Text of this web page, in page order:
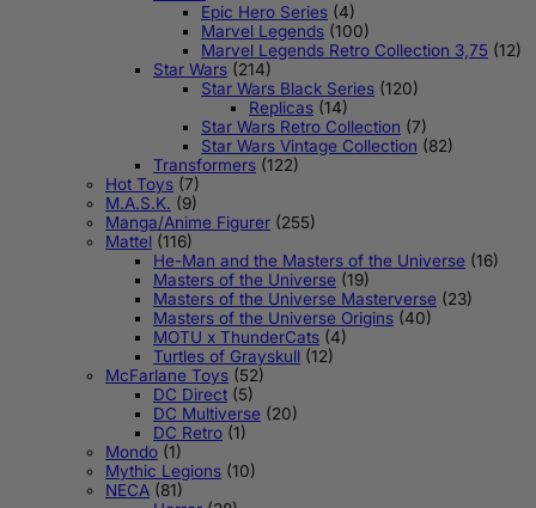
Epic Hero Series (4)
Marvel Legends (100)
Marvel Legends Retro Collection 3,75 (12)
Star Wars (214)
Star Wars Black Series (120)
Replicas (14)
Star Wars Retro Collection (7)
Star Wars Vintage Collection (82)
Transformers (122)
Hot Toys (7)
M.A.S.K. (9)
Manga/Anime Figurer (255)
Mattel (116)
He-Man and the Masters of the Universe (16)
Masters of the Universe (19)
Masters of the Universe Masterverse (23)
Masters of the Universe Origins (40)
MOTU x ThunderCats (4)
Turtles of Grayskull (12)
McFarlane Toys (52)
DC Direct (5)
DC Multiverse (20)
DC Retro (1)
Mondo (1)
Mythic Legions (10)
NECA (81)